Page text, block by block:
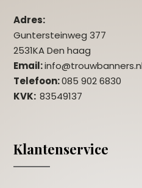
Adres:
Guntersteinweg 377
2531KA Den haag
Email:info@trouwbanners.nl
Telefoon:085 902 6830
KVK:83549137
Klantenservice